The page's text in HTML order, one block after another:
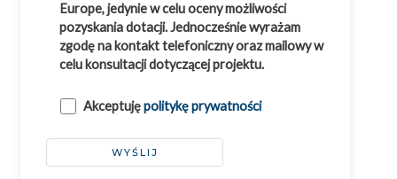
Europe, jedynie w celu oceny możliwości
pozyskania dotacji. Jednocześnie wyrażam
zgodę na kontakt telefoniczny oraz mailowy w
celu konsultacji dotyczącej projektu.
Akceptujępolitykę prywatności